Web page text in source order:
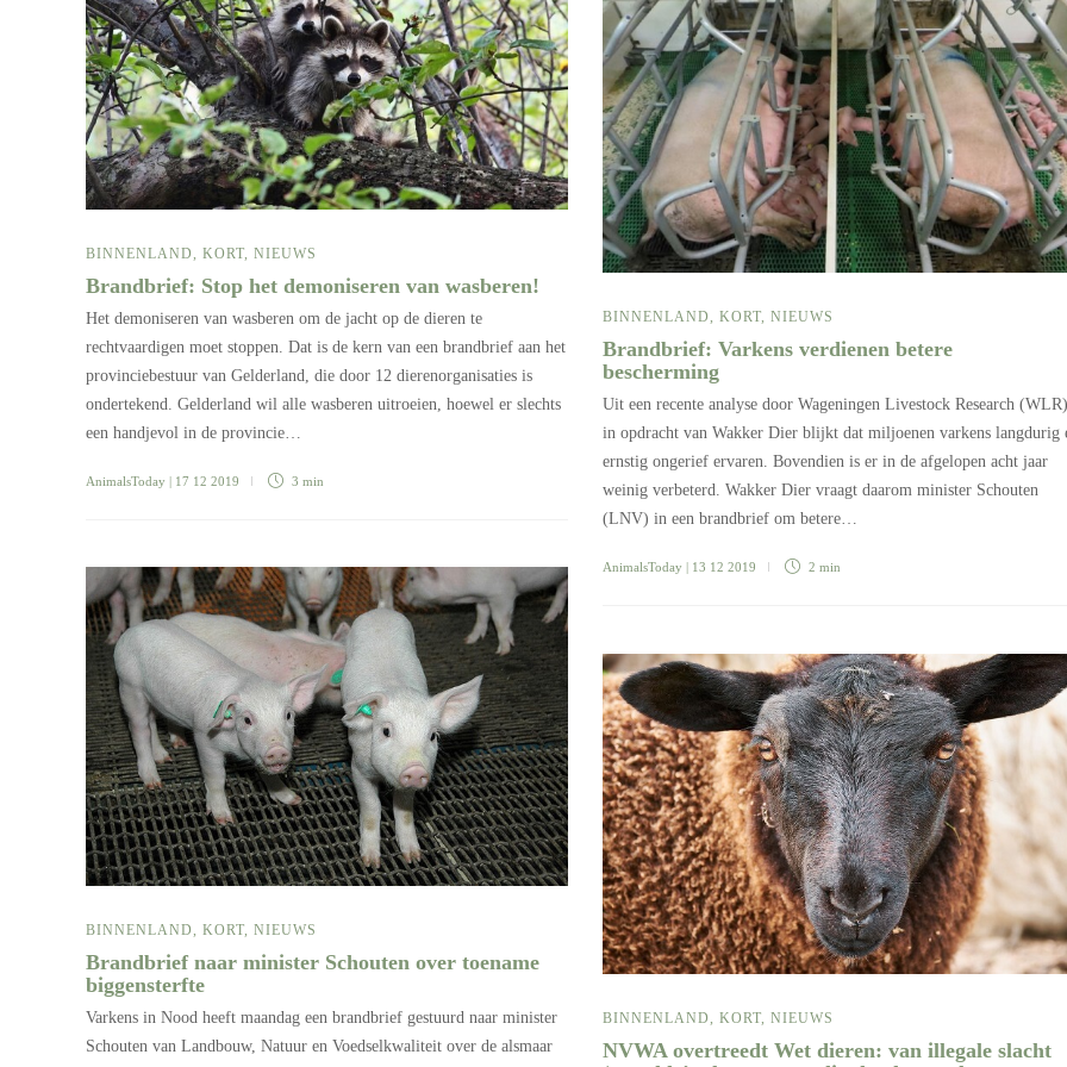
BINNENLAND KORT NIEUWS
Brandbrief: Stop het demoniseren van wasberen!
Het demoniseren van wasberen om de jacht op de dieren te
rechtvaardigen moet stoppen. Dat is de kern van een brandbrief aan het
provinciebestuur van Gelderland, die door 12 dierenorganisaties is
ondertekend. Gelderland wil alle wasberen uitroeien, hoewel er slechts
een handjevol in de provincie…
AnimalsToday | 17 12 2019 3 min
BINNENLAND KORT NIEUWS
Brandbrief: Varkens verdienen betere
bescherming
Uit een recente analyse door Wageningen Livestock Research (WLR)
in opdracht van Wakker Dier blijkt dat miljoenen varkens langdurig
ernstig ongerief ervaren. Bovendien is er in de afgelopen acht jaar
weinig verbeterd. Wakker Dier vraagt daarom minister Schouten
(LNV) in een brandbrief om betere…
AnimalsToday | 13 12 2019 2 min
BINNENLAND, KORT, NIEUWS
Brandbrief naar minister Schouten over toename
biggensterfte
Varkens in Nood heeft maandag een brandbrief gestuurd naar minister
Schouten van Landbouw, Natuur en Voedselkwaliteit over de alsmaar
BINNENLAND, KORT, NIEUWS
NVWA overtreedt Wet dieren: van illegale slacht